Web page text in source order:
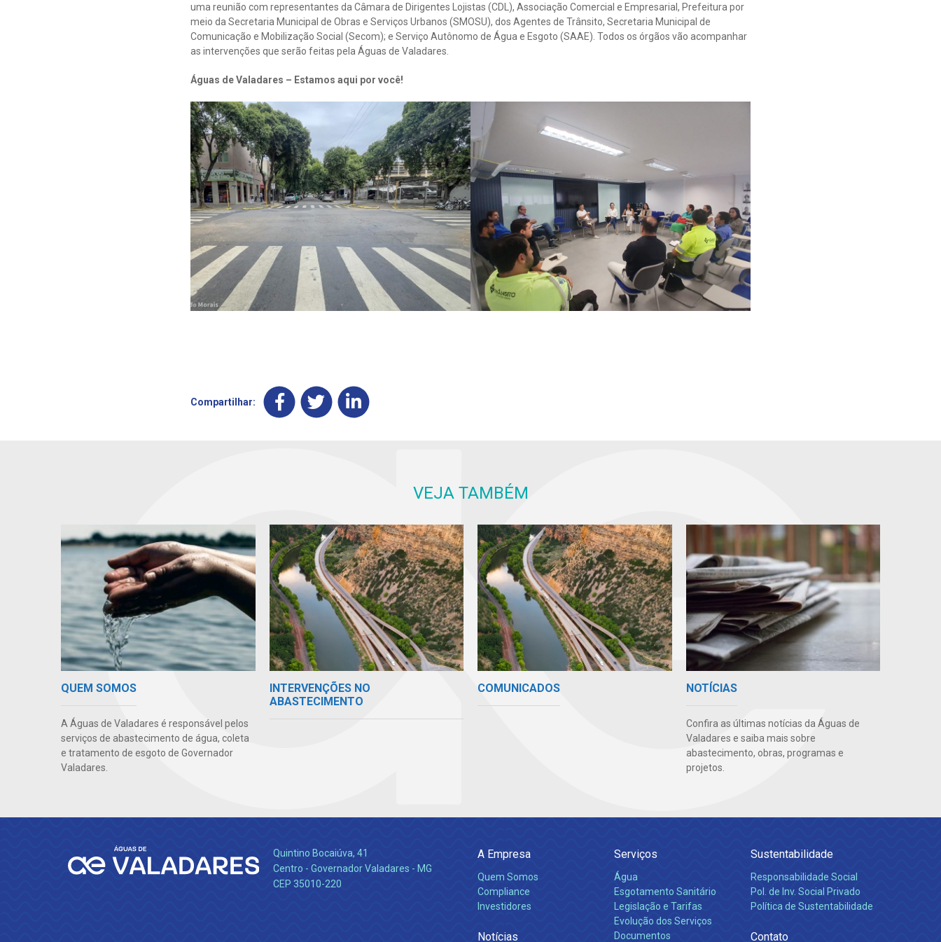
uma reunião com representantes da Câmara de Dirigentes Lojistas (CDL), Associação Comercial e Empresarial, Prefeitura por
meio da Secretaria Municipal de Obras e Serviços Urbanos (SMOSU), dos Agentes de Trânsito, Secretaria Municipal de
Comunicação e Mobilização Social (Secom); e Serviço Autônomo de Água e Esgoto (SAAE). Todos os órgãos vão acompanhar
as intervenções que serão feitas pela Águas de Valadares.
Águas de Valadares – Estamos aqui por você!
Compartilhar:
VEJA TAMBÉM
QUEM SOMOS
A Águas de Valadares é responsável pelos
serviços de abastecimento de água, coleta
e tratamento de esgoto de Governador
Valadares.
INTERVENÇÕES NO
ABASTECIMENTO
COMUNICADOS NOTÍCIAS
Confira as últimas notícias da Águas de
Valadares e saiba mais sobre
abastecimento, obras, programas e
projetos.
Quintino Bocaiúva, 41
Centro - Governador Valadares - MG
CEP 35010-220
A Empresa
Quem Somos
Compliance
Investidores
Notícias
Serviços
Água
Esgotamento Sanitário
Legislação e Tarifas
Evolução dos Serviços
Documentos
Sustentabilidade
Responsabilidade Social
Pol. de Inv. Social Privado
Política de Sustentabilidade
Contato